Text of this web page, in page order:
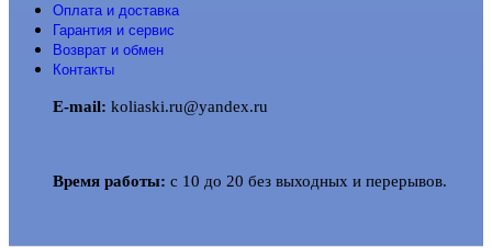
Оплата и доставка
Гарантия и сервис
Возврат и обмен
Контакты
E-mail: koliaski.ru@yandex.ru
Время работы: с 10 до 20 без выходных и перерывов.